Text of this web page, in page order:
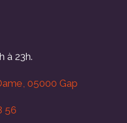
à 23h.
05000 Gap
56